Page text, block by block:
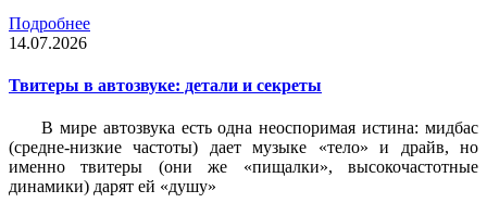
Подробнее
14.07.2026
Твитеры в автозвуке: детали и секреты
В мире автозвука есть одна неоспоримая истина: мидбас
(средне-низкие частоты) дает музыке «тело» и драйв, но
именно твитеры (они же «пищалки», высокочастотные
динамики) дарят ей «душу»